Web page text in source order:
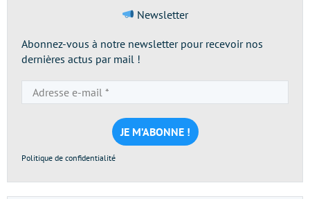
Newsletter
Abonnez-vous à notre newsletter pour recevoir nos
dernières actus par mail !
e-
mail
*
Politique de confidentialité